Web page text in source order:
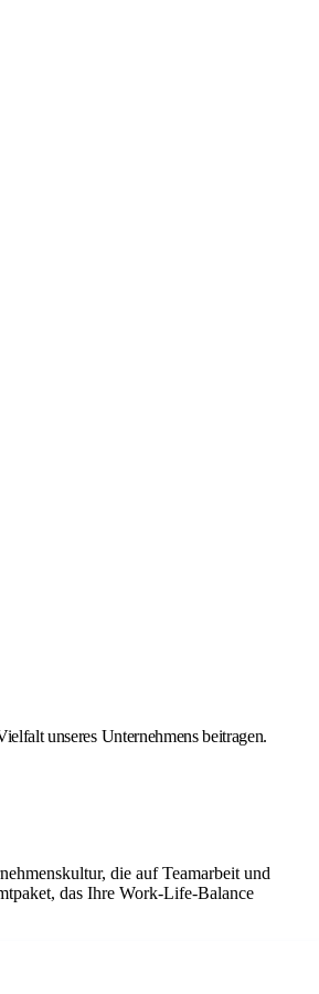
unseres Unternehmens beitragen.
die auf Teamarbeit und
das Ihre Work-Life-Balance